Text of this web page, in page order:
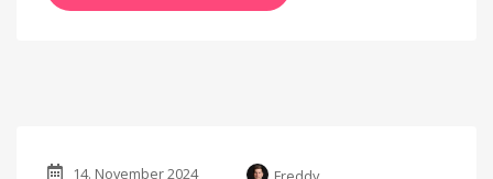
14. November 2024